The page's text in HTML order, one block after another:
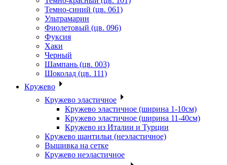
Темно-синий (цв. 061)
Ультрамарин
Фиолетовый (цв. 096)
Фуксия
Хаки
Черный
Шампань (цв. 003)
Шоколад (цв. 111)
Кружево
Кружево эластичное
Кружево эластичное (ширина 1-10см)
Кружево эластичное (ширина 11-40см)
Кружево из Италии и Турции
Кружево шантильи (неэластичное)
Вышивка на сетке
Кружево неэластичное